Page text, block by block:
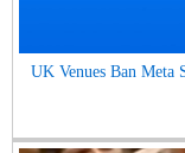
UK Venues Ban Meta